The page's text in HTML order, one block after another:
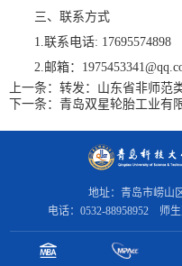
三、联系方式
1.联系电话: 17695574898
2.邮箱：
上一条： 转发：山东省非师范
下一条： 青岛双星轮胎工业有
地址：青岛市崂山
电话：0532-88958952 师